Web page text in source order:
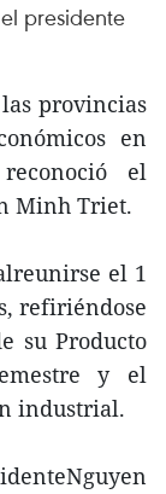
presidente
provincias
en
el
Minh Triet.
el 1
refiriéndose
su Producto
y el
industrial.